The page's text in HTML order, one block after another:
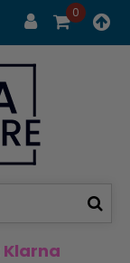
0
Klarna